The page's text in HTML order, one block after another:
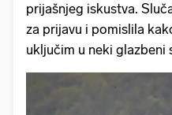
prijašnjeg iskustva.
za prijavu i pomislila
uključim u neki glazbeni